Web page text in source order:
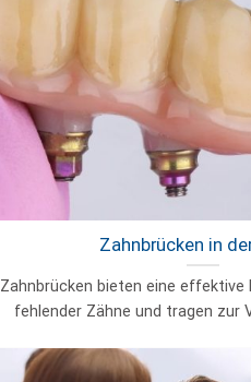
Zahnbrücken in
Zahnbrücken bieten eine effektive
fehlender Zähne und tragen zur